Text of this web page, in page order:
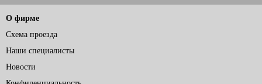
О фирме
Схема проезда
Наши специалисты
Новости